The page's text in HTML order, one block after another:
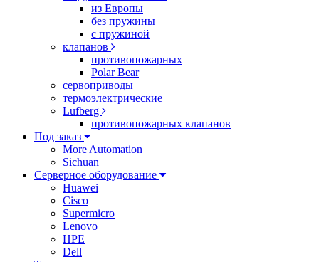
из Европы
без пружины
с пружиной
клапанов
противопожарных
Polar Bear
сервоприводы
термоэлектрические
Lufberg
противопожарных клапанов
Под заказ
More Automation
Sichuan
Серверное оборудование
Huawei
Cisco
Supermicro
Lenovo
HPE
Dell